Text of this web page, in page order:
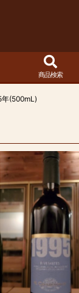
商品検索
(500mL)